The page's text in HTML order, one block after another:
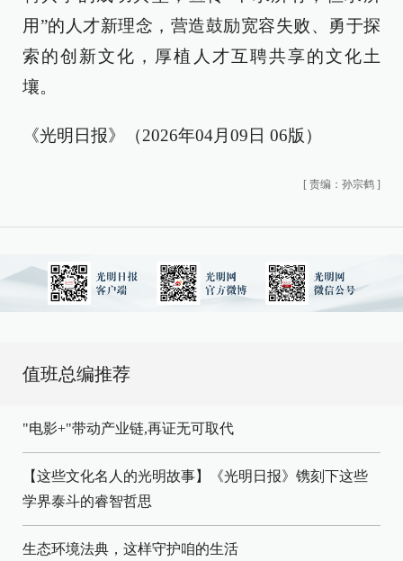
用”的人才新理念，营造鼓励宽容失败、勇于探
索的创新文化，厚植人才互聘共享的文化土
壤。
《光明日报》（2026年04月09日 06版）
[ 责编：孙宗鹤 ]
值班总编推荐
"电影+"带动产业链,再证无可取代
【这些文化名人的光明故事】《光明日报》镌刻下这些
学界泰斗的睿智哲思
生态环境法典，这样守护咱的生活